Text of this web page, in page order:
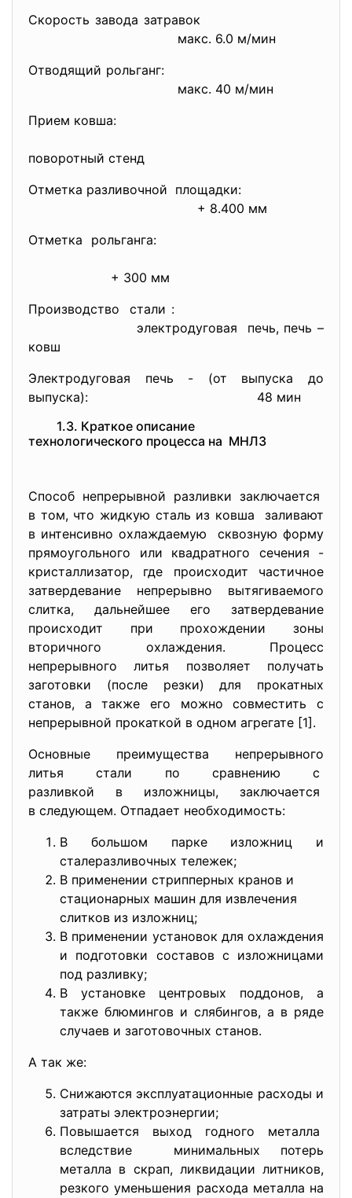
Скорость завода затравок
макс. 6.0 м/мин
Отводящий рольганг:
макс. 40 м/мин
Прием ковша:
поворотный стенд
Отметка разливочной площадки:
+ 8.400 мм
Отметка рольганга:
+ 300 мм
Производство стали :
электродуговая печь, печь –
ковш
Электродуговая печь - (от выпуска до
выпуска):
48 мин
1.3. Краткое описание
технологического процесса на МНЛЗ
Способ непрерывной разливки заключается
в том, что жидкую сталь из ковша заливают
в интенсивно охлаждаемую сквозную форму
прямоугольного или квадратного сечения -
кристаллизатор, где происходит частичное
затвердевание непрерывно вытягиваемого
слитка, дальнейшее его затвердевание
происходит при прохождении зоны
вторичного охлаждения. Процесс
непрерывного литья позволяет получать
заготовки (после резки) для прокатных
станов, а также его можно совместить с
непрерывной прокаткой в одном агрегате [1].
Основные преимущества непрерывного
литья стали по сравнению с
разливкой в изложницы, заключается
в следующем. Отпадает необходимость:
В большом парке изложниц и
сталеразливочных тележек;
В применении стрипперных кранов и
стационарных машин для извлечения
слитков из изложниц;
В применении установок для охлаждения
и подготовки составов с изложницами
под разливку;
В установке центровых поддонов, а
также блюмингов и слябингов, а в ряде
случаев и заготовочных станов.
А так же:
Снижаются эксплуатационные расходы и
затраты электроэнергии;
Повышается выход годного металла
вследствие минимальных потерь
металла в скрап, ликвидации литников,
резкого уменьшения расхода металла на